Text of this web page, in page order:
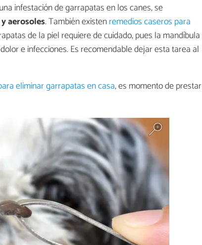
infestación de garrapatas en los canes, se
aerosoles. También existenremedios caseros para
de la piel requiere de cuidado, pues la mandíbula
e infecciones. Es recomendable dejar esta tarea al
eliminar garrapatas en casa, es momento de prestar